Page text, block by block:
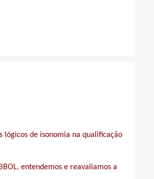
lógicos de isonomia na qualificação
entendemos e reavaliamos a